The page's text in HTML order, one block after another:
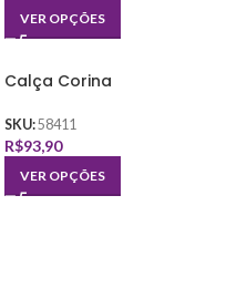
VER OPÇÕES
Calça Corina
SKU:58411
R$93,90
VER OPÇÕES